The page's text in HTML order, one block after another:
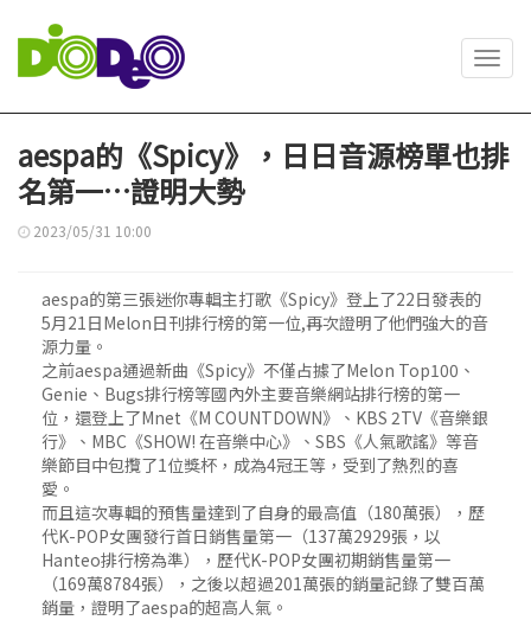
aespa的《Spicy》，日日音源榜單也排
名第一…證明大勢
2023/05/31 10:00
aespa的第三張迷你專輯主打歌《Spicy》登上了22日發表的
5月21日Melon日刊排行榜的第一位,再次證明了他們強大的音
源力量。
之前aespa通過新曲《Spicy》不僅占據了Melon Top100、
Genie、Bugs排行榜等國內外主要音樂網站排行榜的第一
位，還登上了Mnet《M COUNTDOWN》、KBS 2TV《音樂銀
行》、MBC《SHOW! 在音樂中心》、SBS《人氣歌謠》等音
樂節目中包攬了1位獎杯，成為4冠王等，受到了熱烈的喜
愛。
而且這次專輯的預售量達到了自身的最高值（180萬張），歷
代K-POP女團發行首日銷售量第一（137萬2929張，以
Hanteo排行榜為準），歷代K-POP女團初期銷售量第一
（169萬8784張），之後以超過201萬張的銷量記錄了雙百萬
銷量，證明了aespa的超高人氣。